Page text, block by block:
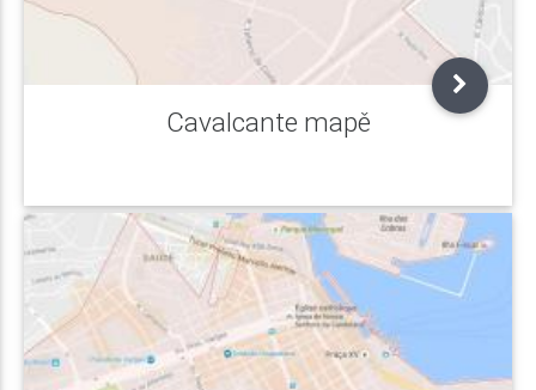
Cavalcante mapě